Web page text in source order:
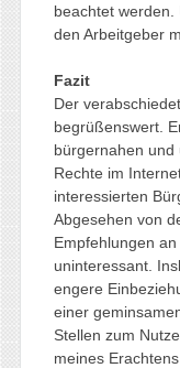
beachtet
den Arbeitgeber
Fazit
Der
begrüßenswert.
bürgernahen und
Rechte im
interessierten
Abgesehen von
Empfehlungen
uninteressant.
engere
einer
Stellen zum
meines